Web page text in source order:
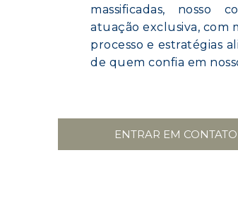
massificadas, nosso
atuação exclusiva, com
processo e estratégias
de quem confia em
ENTRAR EM CONTATO